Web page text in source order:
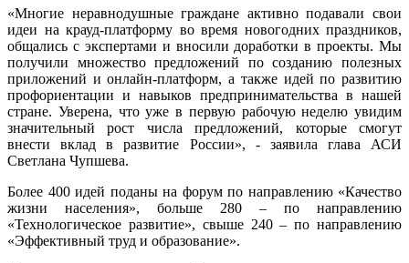
«Многие неравнодушные граждане активно подавали свои
идеи на крауд-платформу во время новогодних праздников,
общались с экспертами и вносили доработки в проекты. Мы
получили множество предложений по созданию полезных
приложений и онлайн-платформ, а также идей по развитию
профориентации и навыков предпринимательства в нашей
стране. Уверена, что уже в первую рабочую неделю увидим
значительный рост числа предложений, которые смогут
внести вклад в развитие России», - заявила глава АСИ
Светлана Чупшева.
Более 400 идей поданы на форум по направлению «Качество
жизни населения», больше 280 – по направлению
«Технологическое развитие», свыше 240 – по направлению
«Эффективный труд и образование».